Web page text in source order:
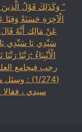
” وَكَذَلِكَ قَوْلُ الَّذِينَ
الْآخِرَةِ حَسَنَةً وَقِنَا
عَنْ مَالِك أَنَّهُ
سَيِّدِي يَا سَيِّدِي
الْأَنْبِيَاءُ ؛رَبَّنَا
رجب فيجامع
(1/274) :
سيدي ،